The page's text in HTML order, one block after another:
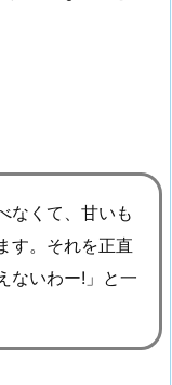
なくて、甘いも
す。それを正直
ないわー!」と一